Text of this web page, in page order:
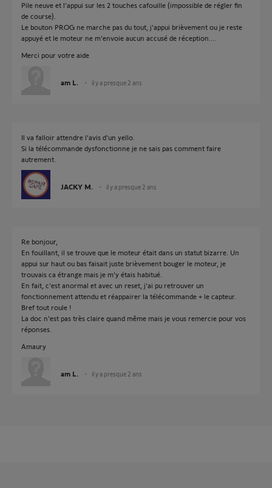
Pile neuve et l'appui sur les 2 touches cafouille (impossible de régler fin
de course).
Le bouton PROG ne marche pas du tout, j'appui brièvement ou je reste
appuyé et le moteur ne m'envoie aucun accusé de réception....
Merci pour votre aide
am L. il y a presque 2 ans
Il va falloir attendre l'avis d'un yello.
Si la télécommande dysfonctionne je ne sais pas comment faire
autrement.
JACKY M. il y a presque 2 ans
Re bonjour,
En fouillant, il se trouve que le moteur était dans un statut bizarre. Un
appui sur haut ou bas faisait juste brièvement bouger le moteur, je
trouvais ca étrange mais je m'y étais habitué.
En fait, c'est anormal et avec un reset, j'ai pu retrouver un
fonctionnement attendu et réappairer la télécommande + le capteur.
Bref tout roule !
La doc n'est pas très claire quand même mais je vous remercie pour vos
réponses.
Amaury
am L. il y a presque 2 ans